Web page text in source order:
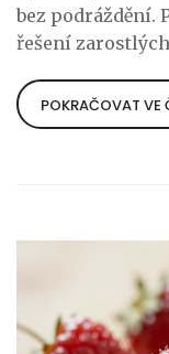
bez podráždění.
řešení
POKRAČOVAT VE